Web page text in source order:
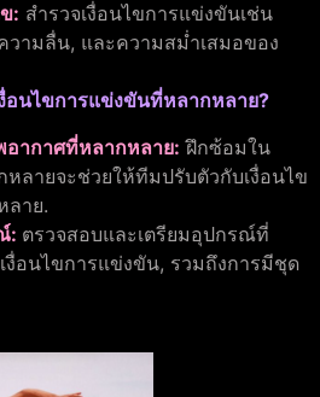
: สำรวจเงื่อนไขการแข่งขันเช่น
ามลื่น, และความสม่ำเสมอของ
อนไขการแข่งขันที่หลากหลาย?
ากาศที่หลากหลาย: ฝึกซ้อมใน
ลายจะช่วยให้ทีมปรับตัวกับเงื่อนไข
ลาย.
: ตรวจสอบและเตรียมอุปกรณ์ที่
งื่อนไขการแข่งขัน, รวมถึงการมีชุด